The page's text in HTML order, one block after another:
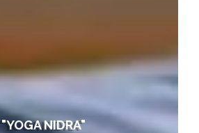
"YOGA NIDRA"